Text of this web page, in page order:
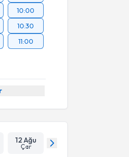
10:00
10:30
11:00
12 Ağu
Çar